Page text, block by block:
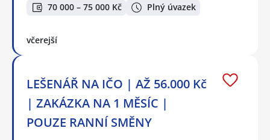
70 000 – 75 000 Kč Plný úvazek
včerejší
LEŠENÁŘ NA IČO | AŽ 56.000 Kč
| ZAKÁZKA NA 1 MĚSÍC |
POUZE RANNÍ SMĚNY